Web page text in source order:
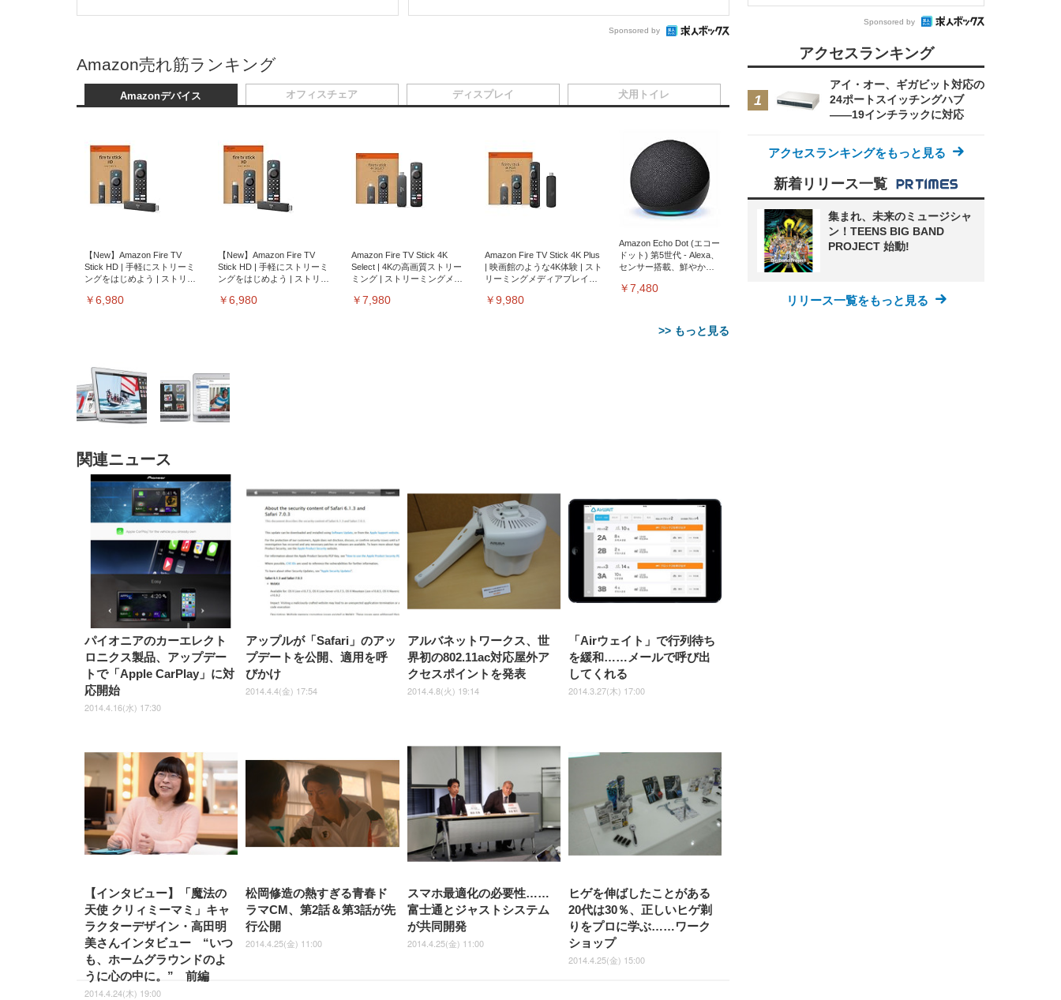
Sponsored by
Amazon売れ筋ランキング
Amazonデバイス
【New】Amazon Fire TV
Stick HD | 手軽にストリーミ
ングをはじめよう | ストリー
￥6,980
【New】Amazon Fire TV
Stick HD | 手軽にストリーミ
ングをはじめよう | ストリー
￥6,980
Amazon Fire TV Stick 4K
Select | 4Kの高画質ストリー
ミング | ストリーミングメデ
￥7,980
Amazon Fire TV Stick 4K Plus
| 映画館のような4K体験 | スト
リーミングメディアプレイヤ
￥9,980
Amazon Echo Dot (エコー
ドット) 第5世代 - Alexa、
センサー搭載、鮮やかな
￥7,480
>> もっと見る
オフィスチェア
[EdoErgo] オフィスチェア 椅
子 テレワーク 疲れない 跳ね
上げ式アームレスト コンパク
ト 約105度ロッキング pc 事務
椅子 360度回転 座面昇降 強化
ナイロン樹脂ベース 通気性メ
ッシュ 在宅ワーク H-
WY01(黒網+黒枠+黒足)
￥5,699
SIHOO B100 オフィスチェア
／デスクチェア メッシュチェ
ア 人間工学 疲れない ブラッ
ク
チェア 疲れない テレワーク
チェア 強化バックレスト 30
度ロッキング機能 人間工学 椅
子 腰サポート 90度跳ね上げ
式アームレスト 3Dヘッドレス
ト ハンガー付き 高反発クッシ
ョン PCチェア 通気性メッシ
ュ ゲーミング/勉強/事務用 お
しゃれ パソコンチェア (ブラ
ック)
￥7,680
チェア 疲れない テレワーク
チェア 強化バックレスト 30度
ロッキング機能 人間工学 椅子
腰サポート 90度跳ね上げ式ア
ームレスト 3Dヘッドレスト
ハンガー付き 高反発クッショ
ン PCチェア 通気性メッシュ
ゲーミング/勉強/事務用 おし
ゃれ パソコンチェア (ホワイ
￥7,680
ッシュ 通気性 ランバーサ
ポート付き 腰サポート ガ
ス圧無段階昇降 360度回
転 キャスター付き コンパ
クト 幅52×奥行58.5×高さ
84～96cm テレワーク 在
宅勤務 ブラック
￥4,139
ディスプレイ
EIZO ビジネス向けプレミア
ムモニター | FlexScan
EV3240X-WT | 31.5型4K
UHD・USB Type-C・ホワイ
ト￥105,595
ムモニター | FlexScan
EV2740X-WT | 27.0型4K
UHD・USB Type-C・ホワイ
ト
￥109,572
ニター DualSense 充電フッ
ク付き（CFI-ZDM1J）
￥49,979
HD（1920×1080）VA 非光
沢 HDMI/DisplayPort/VGA
スピーカー内蔵 高さ調整 ス
イベル VESA対応
ComfortView ビジネス向け
￥15,800
Gaming Monitor 24” Essential ゲ
ーミングモニター QD 24.5インチ
1ms FHD 量子ドット 残像低減 (3
年保証 | 輝点保証 | 日本メーカー)
￥34,980
犬用トイレ
Amazonベーシック ペットシ
ーツ 薄型 レギュラー 1回使い
捨て 無香料 ホワイト 300枚
￥3,373
Amazonベーシック ペットシ
ーツ 厚型 ワイド 42枚x2袋(84
枚) ホワイト(吸収面:ライトブ
ルー)
ツ L 中型犬用 26枚入り 単品
￥1,800
ック) 【Amazon.co.jp限定】
Smart Basic アイリスオーヤマ
ペットシーツ 超厚型 お徳用
ワイド 100枚入 (x 1) (ケース
販売)
￥3,670
ュラー 200枚入
【Amazon.co.jp限定】
￥3,731
関連ニュース
パイオニアのカーエレクト
ロニクス製品、アップデー
トで「Apple CarPlay」に対
応開始
2014.4.16(水) 17:30
アップルが「Safari」のアッ
プデートを公開、適用を呼
びかけ
2014.4.4(金) 17:54
アルバネットワークス、世
界初の802.11ac対応屋外ア
クセスポイントを発表
2014.4.8(火) 19:14
「Airウェイト」で行列待ち
を緩和……メールで呼び出
してくれる
2014.3.27(木) 17:00
【インタビュー】「魔法の
天使 クリィミーマミ」キャ
ラクターデザイン・高田明
美さんインタビュー “いつ
も、ホームグラウンドのよ
うに心の中に。” 前編
2014.4.24(木) 19:00
松岡修造の熱すぎる青春ド
ラマCM、第2話＆第3話が先
行公開
2014.4.25(金) 11:00
スマホ最適化の必要性……
富士通とジャストシステム
が共同開発
2014.4.25(金) 11:00
ヒゲを伸ばしたことがある
20代は30％、正しいヒゲ剃
りをプロに学ぶ……ワーク
ショップ
2014.4.25(金) 15:00
Sponsored by
アクセスランキング
アイ・オー、ギガビット対応の
24ポートスイッチングハブ
——19インチラックに対応
アクセスランキングをもっと見る
新着リリース一覧
集まれ、未来のミュージシャ
ン！TEENS BIG BAND
PROJECT 始動!
リリース一覧をもっと見る